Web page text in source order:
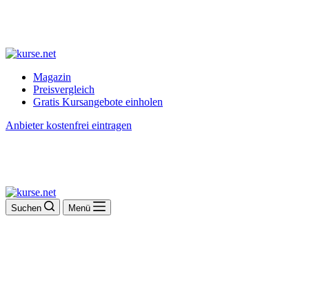
Magazin
Preisvergleich
Gratis Kursangebote einholen
Anbieter kostenfrei eintragen
Suchen Menü